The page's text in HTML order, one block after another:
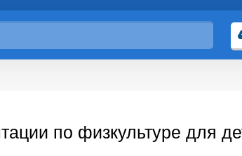
по физкультуре для